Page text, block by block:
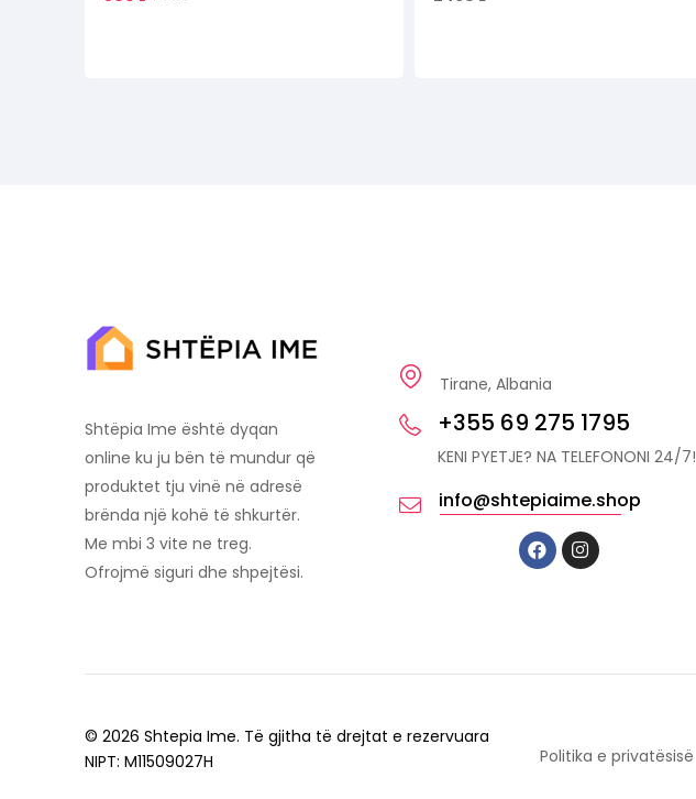
Shtëpia Ime është dyqan
online ku ju bën të mundur që
produktet tju vinë në adresë
brënda një kohë të shkurtër.
Me mbi 3 vite ne treg.
Ofrojmë siguri dhe shpejtësi.
Tirane, Albania
+355 69 275 1795
KENI PYETJE? NA TELEFONONI 24/7!
info@shtepiaime.shop
© 2026 Shtepia Ime. Të gjitha të drejtat e rezervuara
NIPT: M11509027H
Politika e privatësisë